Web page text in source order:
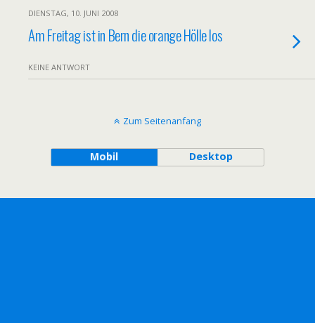
DIENSTAG, 10. JUNI 2008
Am Freitag ist in Bern die orange Hölle los
KEINE ANTWORT
Zum Seitenanfang
Mobil Desktop